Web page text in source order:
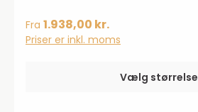
Fra 1.938,00 kr.
Priser er inkl. moms
Vælg størrelse